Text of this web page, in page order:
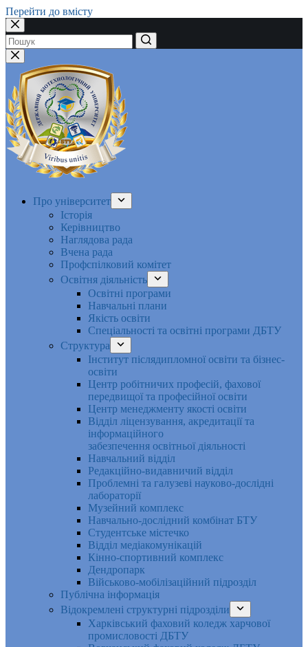
Перейти до вмісту
Немає
результатів
Про університет
Історія
Керівництво
Наглядова рада
Вчена рада
Профспілковий комітет
Освітня діяльність
Освітні програми
Навчальні плани
Якість освіти
Спеціальності та освітні програми ДБТУ
Структура
Інститут післядипломної освіти та бізнес-
освіти
Центр робітничих професій, фахової
передвищої та професійної освіти
Центр менеджменту якості освіти
Відділ ліцензування, акредитації та
інформаційного
забезпечення освітньої діяльності
Навчальний відділ
Редакційно-видавничий відділ
Проблемні та галузеві науково-дослідні
лабораторії
Музейний комплекс
Навчально-дослідний комбінат БТУ
Студентське містечко
Відділ медіакомунікацій
Кінно-спортивний комплекс
Дендропарк
Військово-мобілізаційний підрозділ
Публічна інформація
Відокремлені структурні підрозділи
Харківський фаховий коледж харчової
промисловості ДБТУ